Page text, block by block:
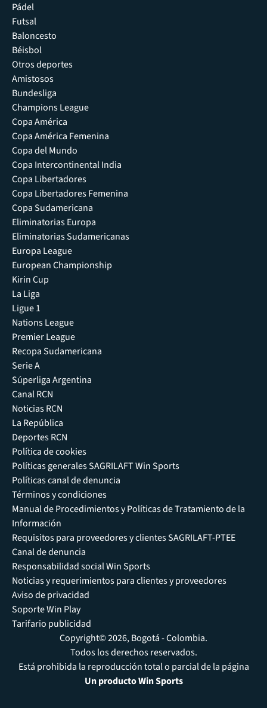
Pádel
Futsal
Baloncesto
Béisbol
Otros deportes
Amistosos
Bundesliga
Champions League
Copa América
Copa América Femenina
Copa del Mundo
Copa Intercontinental India
Copa Libertadores
Copa Libertadores Femenina
Copa Sudamericana
Eliminatorias Europa
Eliminatorias Sudamericanas
Europa League
European Championship
Kirin Cup
La Liga
Ligue 1
Nations League
Premier League
Recopa Sudamericana
Serie A
Súperliga Argentina
Canal RCN
Noticias RCN
La República
Deportes RCN
Política de cookies
Políticas generales SAGRILAFT Win Sports
Políticas canal de denuncia
Términos y condiciones
Manual de Procedimientos y Políticas de Tratamiento de la
Información
Requisitos para proveedores y clientes SAGRILAFT-PTEE
Canal de denuncia
Responsabilidad social Win Sports
Noticias y requerimientos para clientes y proveedores
Aviso de privacidad
Soporte Win Play
Tarifario publicidad
Copyright© 2026, Bogotá - Colombia.
Todos los derechos reservados.
Está prohibida la reproducción total o parcial de la página
Un producto Win Sports